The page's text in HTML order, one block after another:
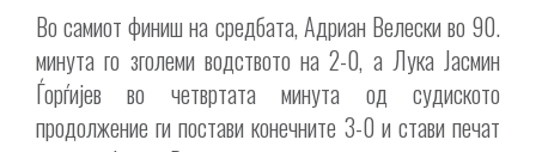
Во самиот финиш на средбата, Адриан Велески во 90.
минута го зголеми водството на 2-0, а Лука Јасмин
Ѓорѓијев во четвртата минута од судиското
продолжение ги постави конечните 3-0 и стави печат